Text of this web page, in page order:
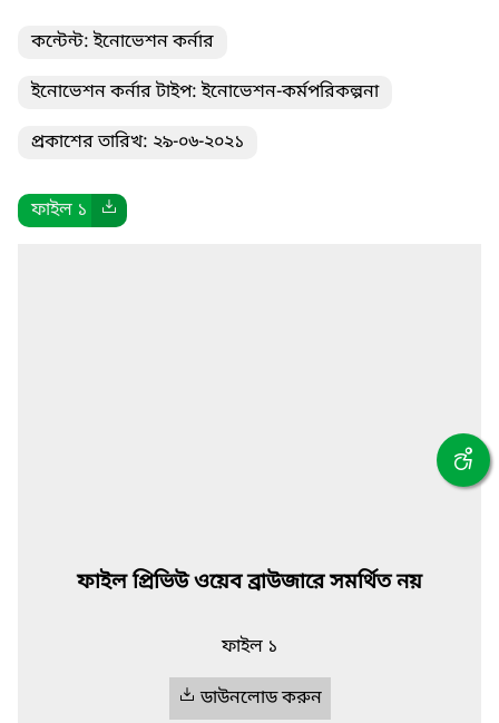
কন্টেন্ট: ইনোভেশন কর্নার
ইনোভেশন কর্নার টাইপ: ইনোভেশন-কর্মপরিকল্পনা
প্রকাশের তারিখ: ২৯-০৬-২০২১
ফাইল ১
ফাইল প্রিভিউ ওয়েব ব্রাউজারে সমর্থিত নয়
ফাইল ১
ডাউনলোড করুন